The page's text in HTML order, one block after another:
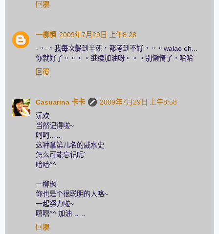
回覆
一柳枫 2009年7月29日 上午8:28
-。-，我每次躲到半死，都考到不好。。。walao eh...
你就好了。。。。继续加油呀。。。别懒惰了，哈哈
回覆
Casuarina 卡卡
2009年7月29日 上午8:58
沅欢
当然记得啦~
呵呵……
这种拿第几名的威水史
怎么可能忘记呢`
哈哈^^
一柳枫
你也是个很聪明的人咯~
一起努力啦~
嘻嘻^^ 加油……
回覆